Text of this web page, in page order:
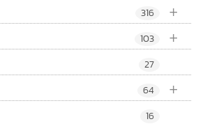
+
316
+
103
27
+
64
16